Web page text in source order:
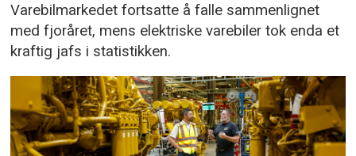
Varebilmarkedet fortsatte å falle sammenlignet
med fjoråret, mens elektriske varebiler tok enda et
kraftig jafs i statistikken.